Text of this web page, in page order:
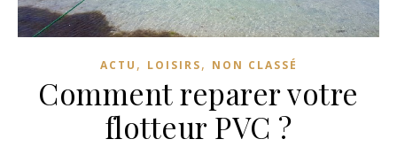
ACTU , LOISIRS, NON CLASSÉ
Comment reparer votre
flotteur PVC ?